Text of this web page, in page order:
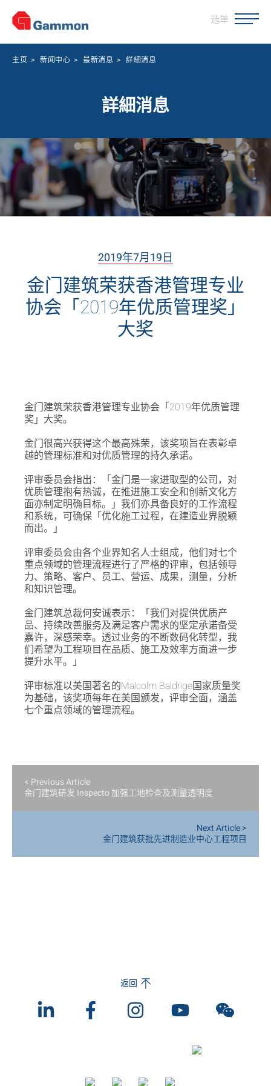
选单
主页 > 新闻中心 > 最新消息 > 詳細消息
詳細消息
2019年7月19日
金门建筑荣获香港管理专业
协会「2019年优质管理奖」
大奖
金门建筑荣获香港管理专业协会「2019年优质管理
奖」大奖。
金门很高兴获得这个最高殊荣，该奖项旨在表彰卓
越的管理标准和对优质管理的持久承诺。
评审委员会指出：「金门是一家进取型的公司，对
优质管理抱有热诚，在推进施工安全和创新文化方
面亦制定明确目标。」我们亦具备良好的工作流程
和系统，可确保「优化施工过程，在建造业界脱颖
而出。」
评审委员会由各个业界知名人士组成，他们对七个
重点领域的管理流程进行了严格的评审，包括领导
力、策略、客户、员工、营运、成果，测量，分析
和知识管理。
金门建筑总裁何安诚表示：「我们对提供优质产
品、持续改善服务及满足客户需求的坚定承诺备受
嘉许，深感荣幸。透过业务的不断数码化转型，我
们希望为工程项目在品质、施工及效率方面进一步
提升水平。」
评审标准以美国著名的Malcolm Baldrige国家质量奖
为基础，该奖项每年在美国颁发，评审全面，涵盖
七个重点领域的管理流程。
< Previous Article
金门建筑研发 Inspecto 加强工地检查及测量透明度
Next Article >
金门建筑获批先进制造业中心工程项目
返回